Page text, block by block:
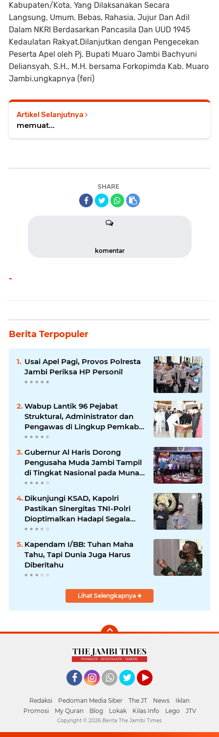
Kabupaten/Kota, Yang Dilaksanakan Secara
Langsung, Umum. Bebas, Rahasia, Jujur Dan Adil
Dalam NKRI Berdasarkan Pancasila Dan UUD 1945
Kedaulatan Rakyat.Dilanjutkan dengan Pengecekan
Peserta Apel oleh Pj. Bupati Muaro Jambi Bachyuni
Deliansyah, S.H., M.H. bersama Forkopimda Kab. Muaro
Jambi.ungkapnya (feri)
Artikel Selanjutnya
memuat...
SHARE
komentar
-
Berita Terpopuler
Usai Apel Pagi, Provos Polresta
Jambi Periksa HP Personil
Wabup Lantik 96 Pejabat
Struktural, Administrator dan
Pengawas di Lingkup Pemkab
Tanjabtim
Gubernur Al Haris Dorong
Pengusaha Muda Jambi Tampil
di Tingkat Nasional pada Munas
HIPMI ke-18
Dikunjungi KSAD, Kapolri
Pastikan Sinergitas TNI-Polri
Dioptimalkan Hadapi Segala
Bentuk Ancaman
Kapendam I/BB: Tuhan Maha
Tahu, Tapi Dunia Juga Harus
Diberitahu
Lihat Selengkapnya
Redaksi Pedoman Media Siber The JT News
Iklan
Promosi
My Quran Blog Lokak Kilas Info Lego JTV
Copyright © 2026 Berita The Jambi Times